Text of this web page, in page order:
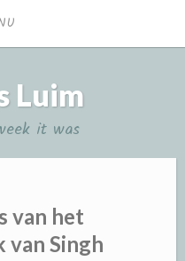
Luim
it was
van het
Singh